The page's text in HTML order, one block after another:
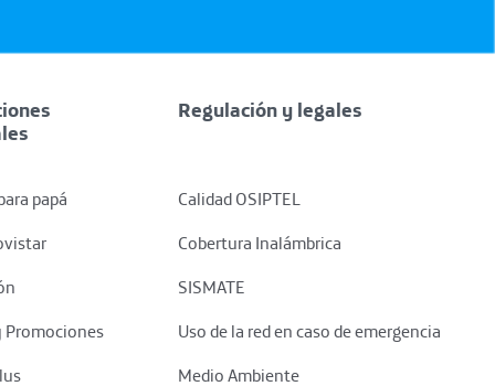
papá
Promociones
Regulación y legales
Calidad OSIPTEL
Cobertura Inalámbrica
SISMATE
Uso de la red en caso de emergencia
Medio Ambiente